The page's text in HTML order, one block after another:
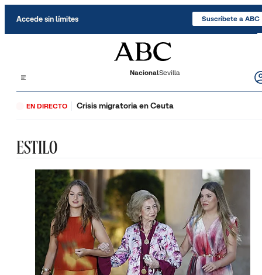
Accede sin límites Suscríbete a ABC
NacionalSevilla
EN DIRECTO Crisis migratoria en Ceuta
ESTILO